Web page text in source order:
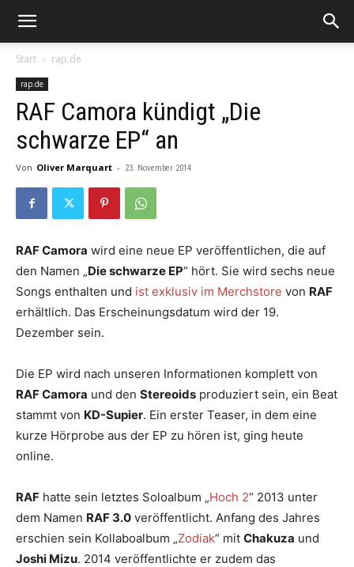
Start rap.de
rap.de
RAF Camora kündigt „Die
schwarze EP“ an
Von Oliver Marquart - 23. November 2014
RAF Camora wird eine neue EP veröffentlichen, die auf
den Namen „Die schwarze EP“ hört. Sie wird sechs neue
Songs enthalten und ist exklusiv im Merchstore von RAF
erhältlich. Das Erscheinungsdatum wird der 19.
Dezember sein.
Die EP wird nach unseren Informationen komplett von
RAF Camora und den Stereoids produziert sein, ein Beat
stammt von KD-Supier. Ein erster Teaser, in dem eine
kurze Hörprobe aus der EP zu hören ist, ging heute
online.
RAF hatte sein letztes Soloalbum „Hoch 2“ 2013 unter
dem Namen RAF 3.0 veröffentlicht. Anfang des Jahres
erschien sein Kollaboalbum „Zodiak“ mit Chakuza und
Joshi Mizu. 2014 veröffentlichte er zudem das